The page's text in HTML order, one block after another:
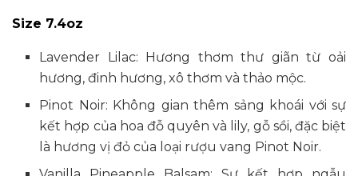
Size 7.4oz
Lavender Lilac: Hương thơm thư giãn từ oải
hương, đinh hương, xô thơm và thảo mộc.
Pinot Noir: Không gian thêm sảng khoái với sự
kết hợp của hoa đỗ quyên và lily, gỗ sồi, đặc biệt
là hương vị đỏ của loại rượu vang Pinot Noir.